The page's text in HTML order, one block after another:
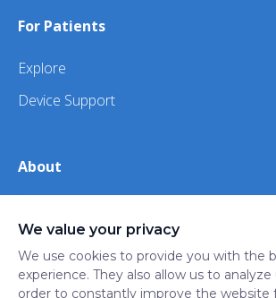
For Patients
Explore
Device Support
About
iHealth
We value your privacy
We use cookies to provide you with the
experience. They also allow us to
order to constantly improve the website